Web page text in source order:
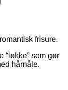
frisure.
“løkke” som gør
hårnåle.